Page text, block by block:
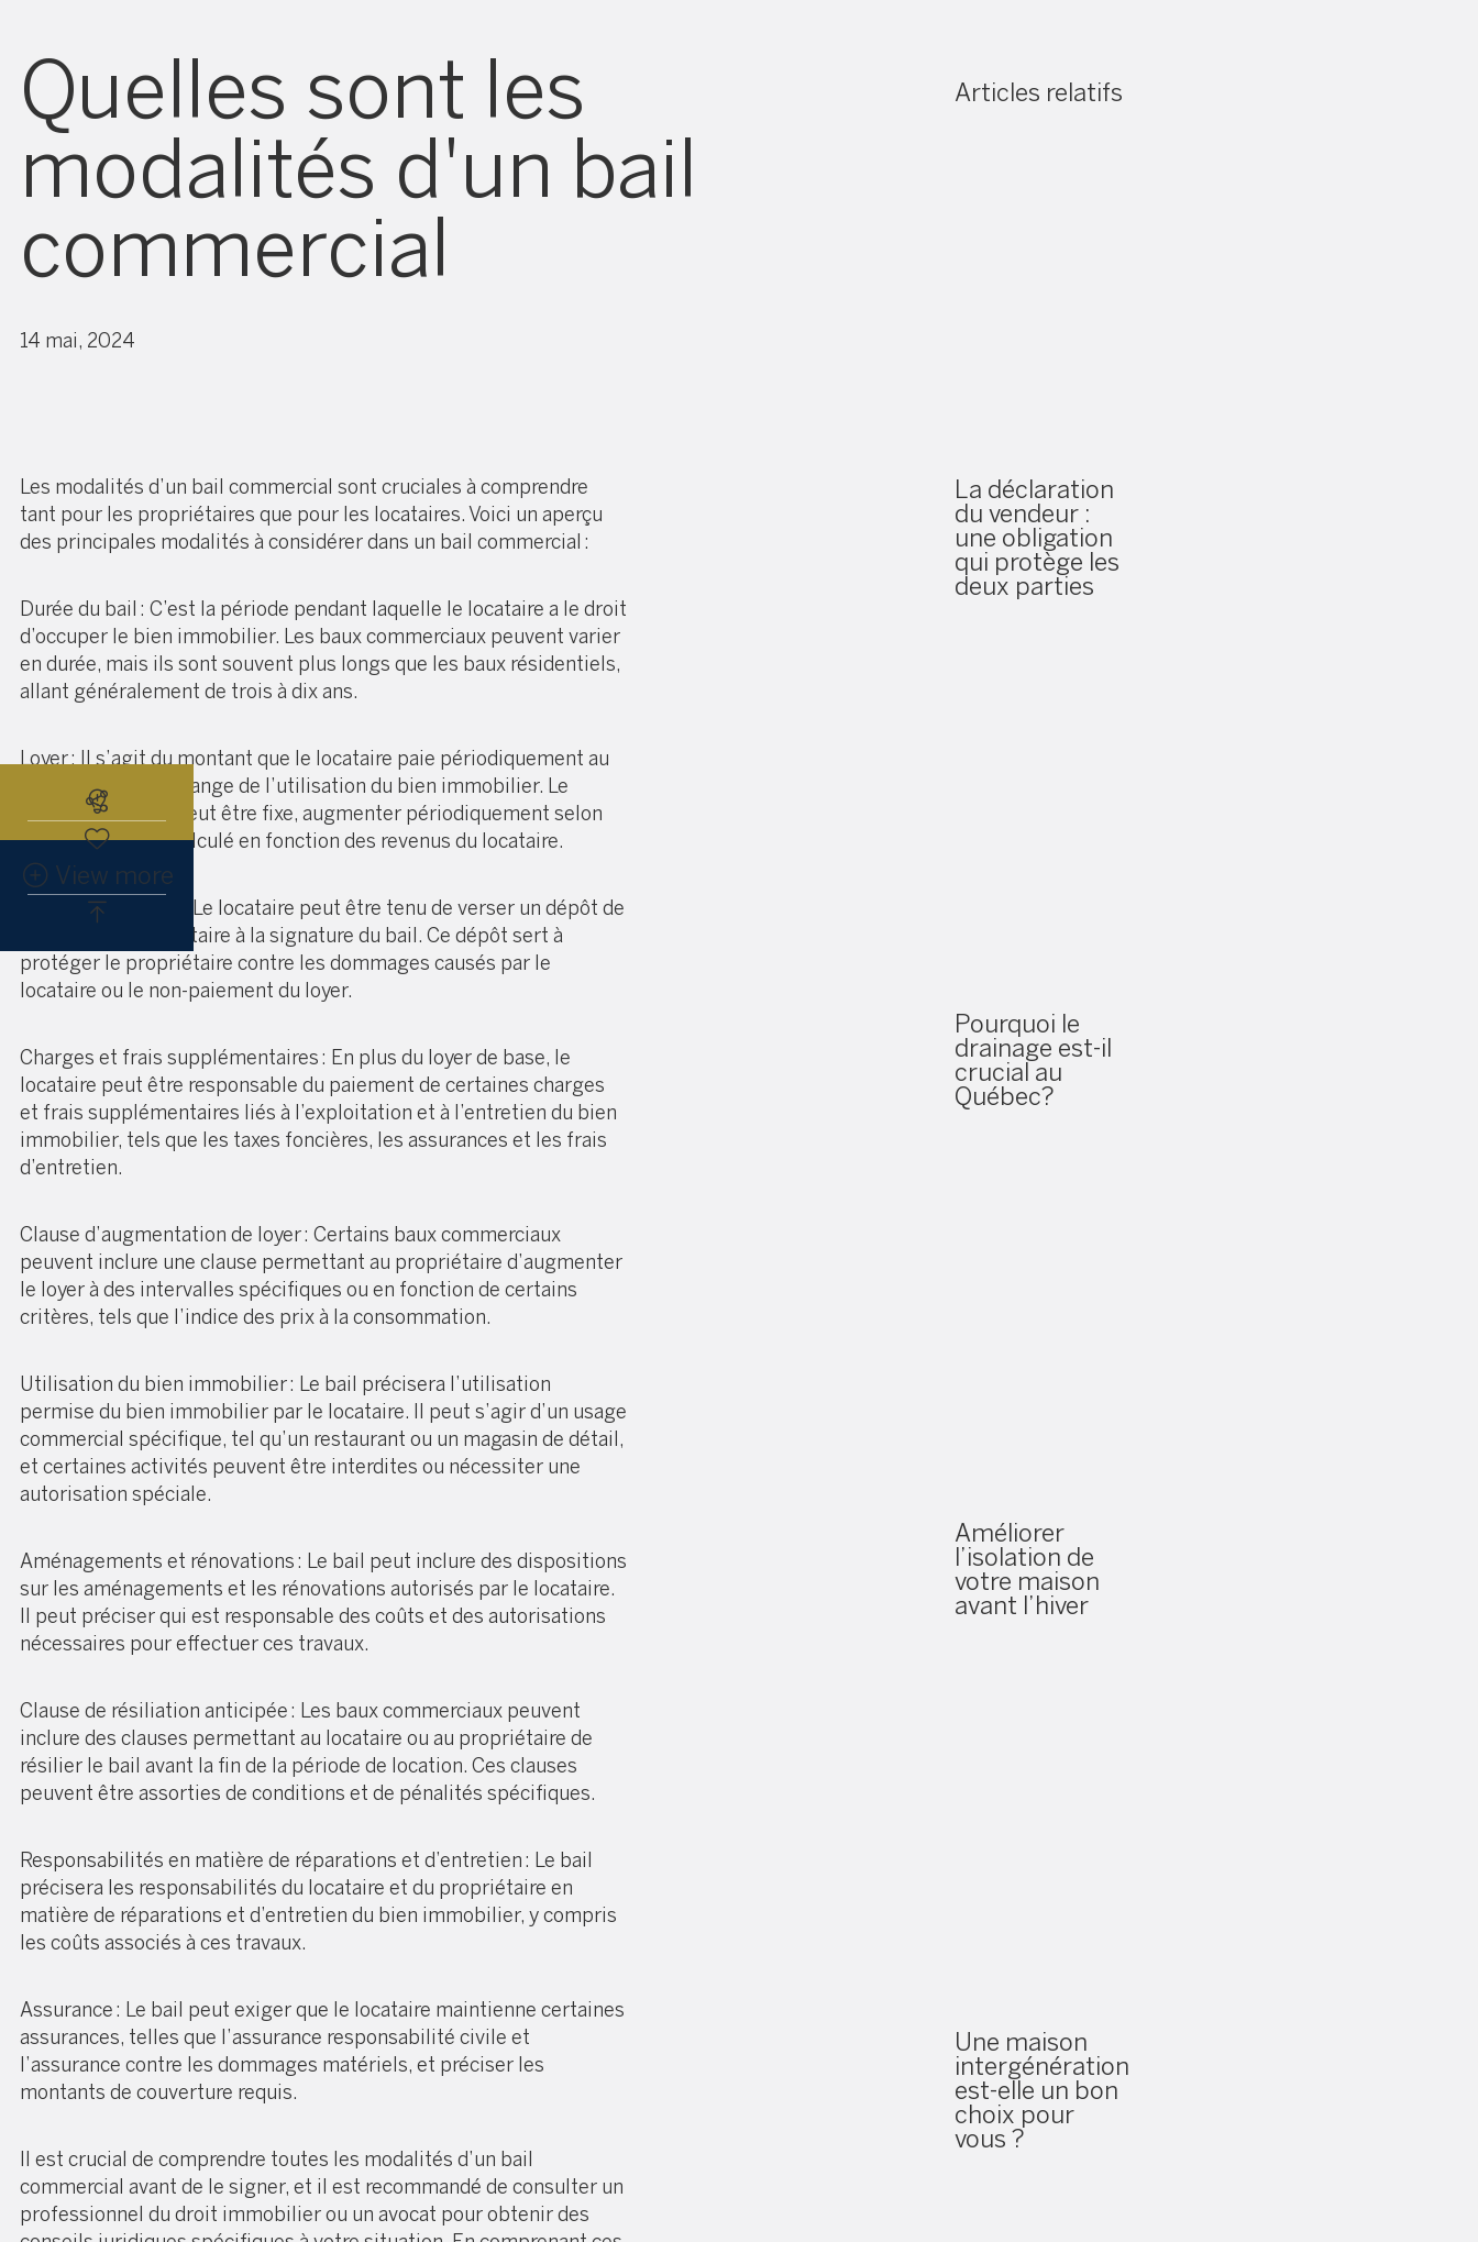
Quelles sont les
modalités d'un bail
commercial
14 mai, 2024
Les modalités d’un bail commercial sont cruciales à comprendre
tant pour les propriétaires que pour les locataires. Voici un aperçu
des principales modalités à considérer dans un bail commercial :
Durée du bail : C’est la période pendant laquelle le locataire a le droit
d’occuper le bien immobilier. Les baux commerciaux peuvent varier
en durée, mais ils sont souvent plus longs que les baux résidentiels,
allant généralement de trois à dix ans.
Loyer : Il s’agit du montant que le locataire paie périodiquement au
propriétaire en échange de l’utilisation du bien immobilier. Le
montant du loyer peut être fixe, augmenter périodiquement selon
un indice ou être calculé en fonction des revenus du locataire.
Dépôt de garantie : Le locataire peut être tenu de verser un dépôt de
garantie au propriétaire à la signature du bail. Ce dépôt sert à
protéger le propriétaire contre les dommages causés par le
locataire ou le non-paiement du loyer.
Charges et frais supplémentaires : En plus du loyer de base, le
locataire peut être responsable du paiement de certaines charges
et frais supplémentaires liés à l’exploitation et à l’entretien du bien
immobilier, tels que les taxes foncières, les assurances et les frais
d’entretien.
Clause d’augmentation de loyer : Certains baux commerciaux
peuvent inclure une clause permettant au propriétaire d’augmenter
le loyer à des intervalles spécifiques ou en fonction de certains
critères, tels que l’indice des prix à la consommation.
Utilisation du bien immobilier : Le bail précisera l’utilisation
permise du bien immobilier par le locataire. Il peut s’agir d’un usage
commercial spécifique, tel qu’un restaurant ou un magasin de détail,
et certaines activités peuvent être interdites ou nécessiter une
autorisation spéciale.
Aménagements et rénovations : Le bail peut inclure des dispositions
sur les aménagements et les rénovations autorisés par le locataire.
Il peut préciser qui est responsable des coûts et des autorisations
nécessaires pour effectuer ces travaux.
Clause de résiliation anticipée : Les baux commerciaux peuvent
inclure des clauses permettant au locataire ou au propriétaire de
résilier le bail avant la fin de la période de location. Ces clauses
peuvent être assorties de conditions et de pénalités spécifiques.
Responsabilités en matière de réparations et d’entretien : Le bail
précisera les responsabilités du locataire et du propriétaire en
matière de réparations et d’entretien du bien immobilier, y compris
les coûts associés à ces travaux.
Assurance : Le bail peut exiger que le locataire maintienne certaines
assurances, telles que l’assurance responsabilité civile et
l’assurance contre les dommages matériels, et préciser les
montants de couverture requis.
Il est crucial de comprendre toutes les modalités d’un bail
commercial avant de le signer, et il est recommandé de consulter un
professionnel du droit immobilier ou un avocat pour obtenir des
Articles relatifs
La déclaration
du vendeur :
une obligation
qui protège les
deux parties
Pourquoi le
drainage est-il
crucial au
Québec?
Améliorer
l’isolation de
votre maison
avant l’hiver
Une maison
intergénérationnelle
est-elle un bon
choix pour
vous ?
Abonnez-vous à l'alerte immobilière
View more